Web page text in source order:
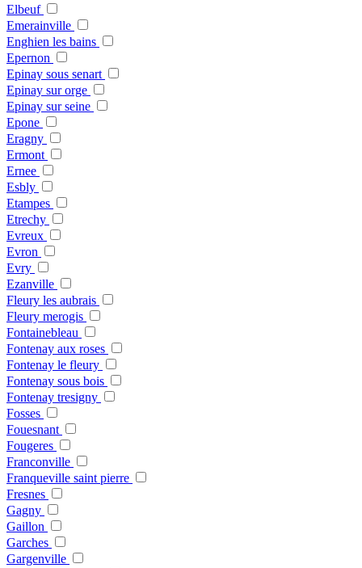
Elbeuf
Emerainville
Enghien les bains
Epernon
Epinay sous senart
Epinay sur orge
Epinay sur seine
Epone
Eragny
Ermont
Ernee
Esbly
Etampes
Etrechy
Evreux
Evron
Evry
Ezanville
Fleury les aubrais
Fleury merogis
Fontainebleau
Fontenay aux roses
Fontenay le fleury
Fontenay sous bois
Fontenay tresigny
Fosses
Fouesnant
Fougeres
Franconville
Franqueville saint pierre
Fresnes
Gagny
Gaillon
Garches
Gargenville